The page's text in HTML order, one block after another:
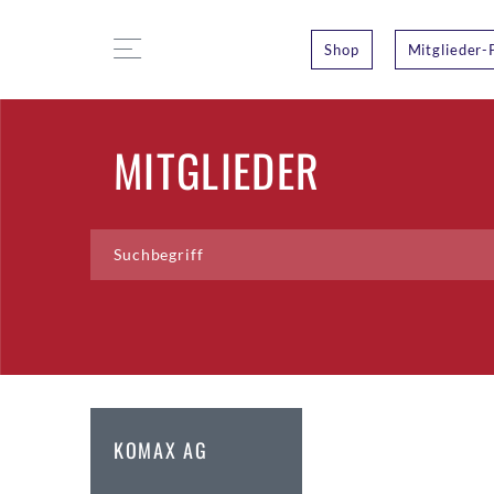
Shop Mitglieder-
MITGLIEDER
KOMAX AG